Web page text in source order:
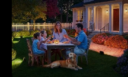
Zákazníci spomínajú
Súhrn：
AI-generované z textu